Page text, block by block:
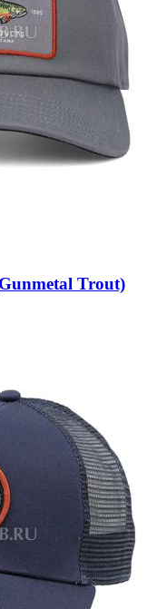
Trout)